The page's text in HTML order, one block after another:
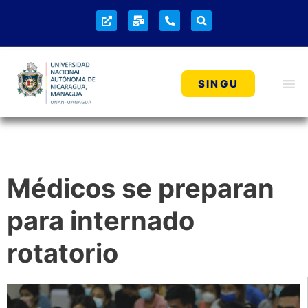
SINGU
Médicos se preparan
para internado
rotatorio